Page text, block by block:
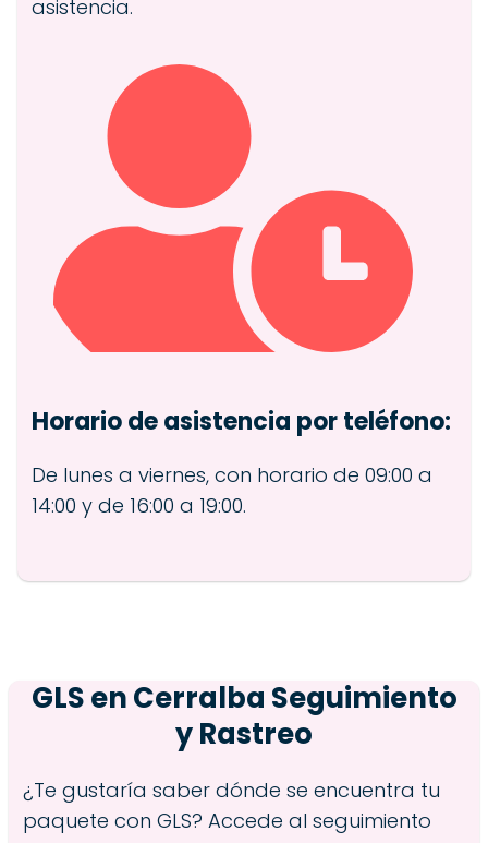
asistencia.
Horario de asistencia por teléfono:
De lunes a viernes, con horario de 09:00 a
14:00 y de 16:00 a 19:00.
GLS enCerralba Seguimiento
y Rastreo
¿Te gustaría saber dónde se encuentra tu
paquete con GLS? Accede al seguimiento